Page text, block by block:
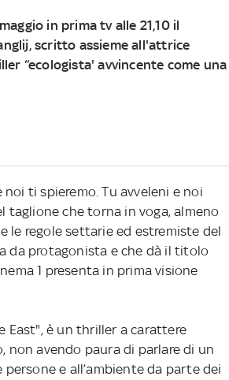
in prima tv alle 21,10il
scritto assieme all'attrice
“ecologista' avvincente come una
ti spieremo. Tu avveleni e noi
taglione che torna in voga, almeno
le regole settarie ed estremiste del
da protagonista e che dà il titolo
1 presenta in prima visione
East", è un thriller a carattere
non avendo paura di parlare di un
e all’ambiente da parte dei